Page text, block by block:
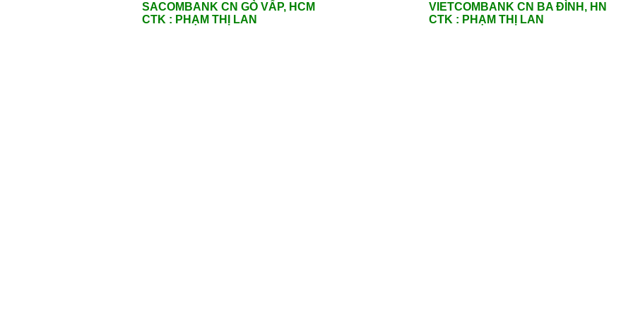
SACOMBANK CN GÒ VẤP, HCM
CTK : PHẠM THỊ LAN
VIETCOMBANK CN BA ĐÌNH, HN
CTK : PHẠM THỊ LAN